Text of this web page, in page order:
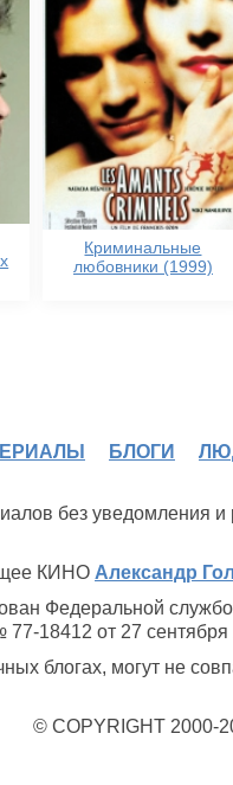
Криминальные
любовники (1999)
БЛОГИ
без уведомления
КИНО Александр
Федеральной
18412 от 27 сентября
блогах, могут не
© COPYRIGHT 2000-